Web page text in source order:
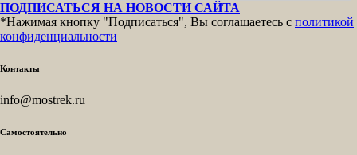
ПОДПИСАТЬСЯ НА НОВОСТИ САЙТА
*Нажимая кнопку "Подписаться", Вы соглашаетесь с политикой
конфиденциальности
Контакты
info@mostrek.ru
Самостоятельно